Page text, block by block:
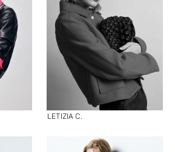
LETIZIA C.